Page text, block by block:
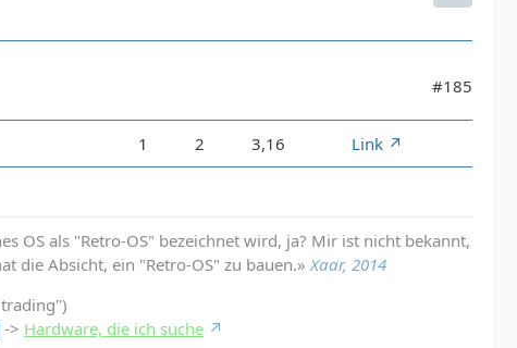
#185
1 2 3,16 Link
OS als "Retro-OS" bezeichnet wird, ja? Mir ist nicht bekannt,
die Absicht, ein "Retro-OS" zu bauen.» Xaar, 2014
-> Hardware, die ich suche